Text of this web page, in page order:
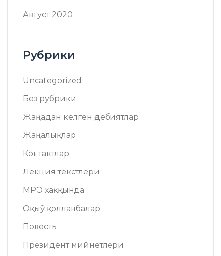
Август 2020
Рубрики
Uncategorized
Без рубрики
Жаңадан келген әдебиятлар
Жаңалықлар
Контактлар
Лекция текстлери
МРО ҳаққында
Оқыў қолланбалар
Повесть
Президент мийнетлери